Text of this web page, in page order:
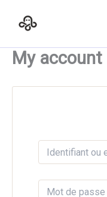
My account